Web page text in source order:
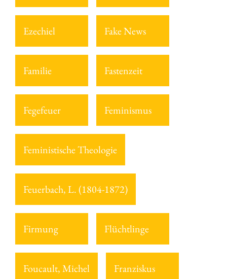
Ezechiel Fake News
Familie Fastenzeit
Fegefeuer Feminismus
Feministische Theologie
Feuerbach, L. (1804-1872)
Firmung Flüchtlinge
Foucault, Michel Franziskus